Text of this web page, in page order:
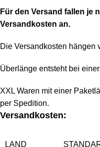
Für den Versand fallen je
Versandkosten an.
Die Versandkosten hängen
Überlänge entsteht bei
XXL Waren mit einer
per Spedition.
Versandkosten:
LAND